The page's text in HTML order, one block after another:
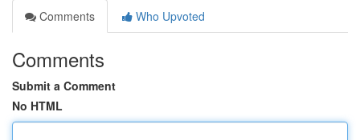
Comments
Who Upvoted
Comments
Submit a Comment
No HTML